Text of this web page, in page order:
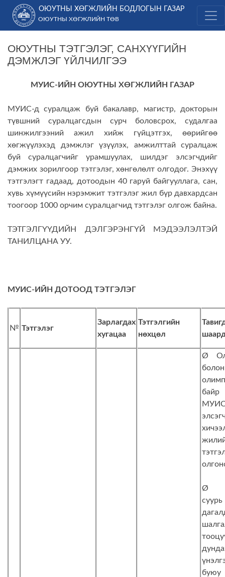
content
ОЮУТНЫ ХӨГЖЛИЙН БОДЛОГЫН ГАЗАР
ОЮУТНЫ ХӨГЖЛИЙН ТӨВ
ОЮУТНЫ ТЭТГЭЛЭГ, САНХҮҮГИЙН
ДЭМЖЛЭГ ҮЙЛЧИЛГЭЭ
МУИС-ИЙН ОЮУТНЫ ХӨГЖЛИЙН ГАЗАР
МУИС-д суралцаж буй бакалавр, магистр, докторын
түвшний суралцагсдын сурч боловсрох, судалгаа
шинжилгээний ажил хийж гүйцэтгэх, өөрийгөө
хөгжүүлэхэд дэмжлэг үзүүлэх, амжилттай суралцаж
буй суралцагчийг урамшуулах, шилдэг элсэгчдийг
дэмжих зорилгоор тэтгэлэг, хөнгөлөлт олгодог. Энэхүү
тэтгэлэгт гадаад, дотоодын 40 гаруй байгууллага, сан,
хувь хүмүүсийн нэрэмжит тэтгэлэг жил бүр давхардсан
тоогоор 1000 орчим суралцагчид тэтгэлэг олгож байна.
ТЭТГЭЛГҮҮДИЙН ДЭЛГЭРЭНГҮЙ МЭДЭЭЛЭЛТЭЙ
ТАНИЛЦАНА УУ.
МУИС-ИЙН ДОТООД ТЭТГЭЛЭГ
№ Тэтгэлэг
Зарлагдах
хугацаа
Тэтгэлгийн
нөхцөл
Ø
Ø